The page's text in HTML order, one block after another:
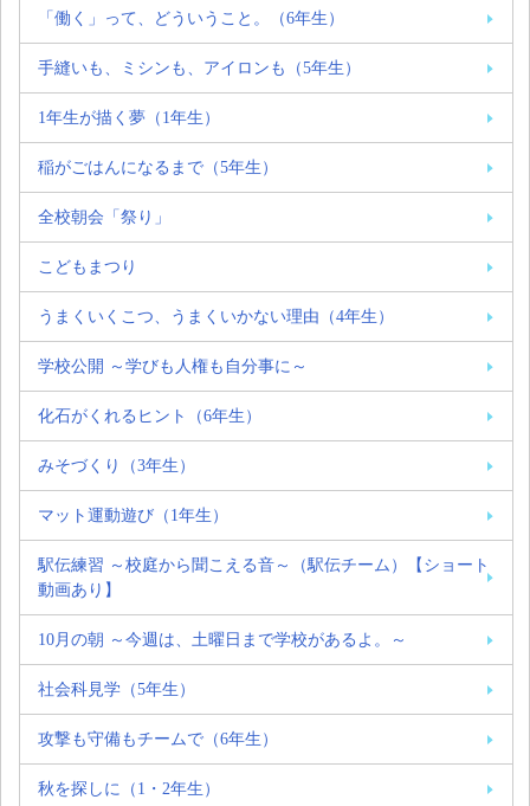
「働く」って、どういうこと。（6年生）
手縫いも、ミシンも、アイロンも（5年生）
1年生が描く夢（1年生）
稲がごはんになるまで（5年生）
全校朝会「祭り」
こどもまつり
うまくいくこつ、うまくいかない理由（4年生）
学校公開 ～学びも人権も自分事に～
化石がくれるヒント（6年生）
みそづくり（3年生）
マット運動遊び（1年生）
駅伝練習 ～校庭から聞こえる音～（駅伝チーム）【ショート
動画あり】
10月の朝 ～今週は、土曜日まで学校があるよ。～
社会科見学（5年生）
攻撃も守備もチームで（6年生）
秋を探しに（1・2年生）